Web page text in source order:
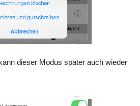
dieser Modus später auch wieder